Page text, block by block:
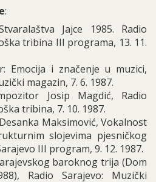
:
Jajce 1985. Radio
tribina III programa, 13. 11.
Emocija i značenje u muzici,
magazin, 7. 6. 1987.
Josip Magdić, Radio
tribina, 7. 10. 1987.
Maksimović, Vokalnost
slojevima pjesničkog
III program, 9. 12. 1987.
baroknog trija (Dom
Radio Sarajevo: Muzički